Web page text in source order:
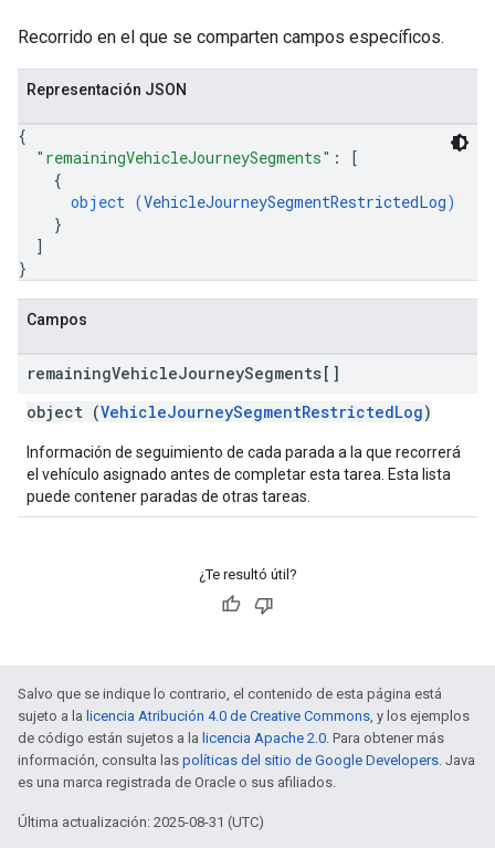
Recorrido en el que se comparten campos específicos.
Representación JSON
{
"remainingVehicleJourneySegments" :
[
{
object (VehicleJourneySegmentRestrictedLog)
}
]
}
Campos
remainingVehicleJourneySegments[]
object (VehicleJourneySegmentRestrictedLog)
Información de seguimiento de cada parada a la que recorrerá
el vehículo asignado antes de completar esta tarea. Esta lista
puede contener paradas de otras tareas.
¿Te resultó útil?
Salvo que se indique lo contrario, el contenido de esta página está
sujeto a la licencia Atribución 4.0 de Creative Commons, y los ejemplos
de código están sujetos a la licencia Apache 2.0. Para obtener más
información, consulta las políticas del sitio de Google Developers. Java
es una marca registrada de Oracle o sus afiliados.
Última actualización: 2025-08-31 (UTC)